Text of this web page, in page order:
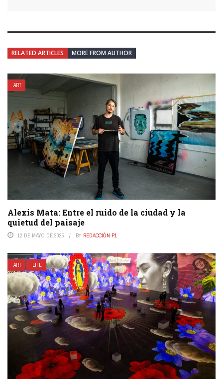
RELATED ARTICLES MORE FROM AUTHOR
ART
Alexis Mata: Entre el ruido de la ciudad y la
quietud del paisaje
12 DE MAYO DE 2025 BY REDACCIÓN P1
ART LIFE